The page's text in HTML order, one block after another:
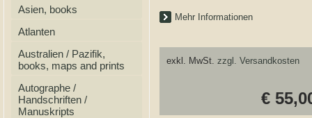
Asien, books
Atlanten
Australien / Pazifik,
books, maps and prints
Autographe /
Handschriften /
Manuskripts
Mehr Informationen
exkl. MwSt. zzgl. Versandkosten
€